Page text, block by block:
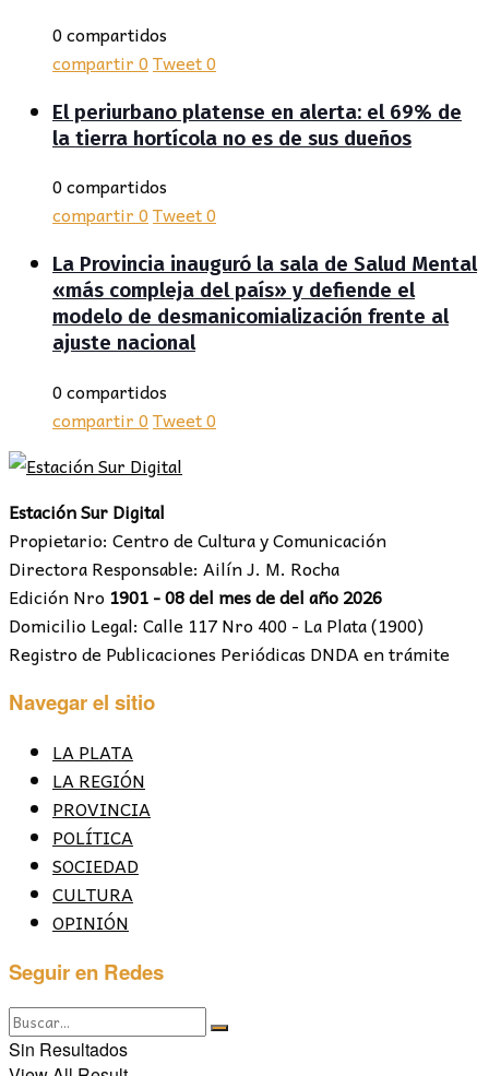
0 compartidos
compartir0Tweet0
El periurbano platense en alerta: el 69% de
la tierra hortícola no es de sus dueños
0 compartidos
compartir0Tweet0
La Provincia inauguró la sala de Salud Mental
«más compleja del país» y defiende el
modelo de desmanicomialización frente al
ajuste nacional
0 compartidos
compartir0Tweet0
Estación Sur Digital
Propietario: Centro de Cultura y Comunicación
Directora Responsable: Ailín J. M. Rocha
Edición Nro 1901 - 08 del mes de del año 2026
Domicilio Legal: Calle 117 Nro 400 - La Plata (1900)
Registro de Publicaciones Periódicas DNDA en trámite
Navegar el sitio
LA PLATA
LA REGIÓN
PROVINCIA
POLÍTICA
SOCIEDAD
CULTURA
OPINIÓN
Seguir en Redes
Sin Resultados